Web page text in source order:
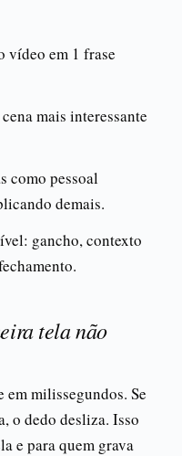
vídeo em 1 frase
mais interessante
como pessoal
demais.
gancho, contexto
tela não
milissegundos. Se
o dedo desliza. Isso
e para quem grava